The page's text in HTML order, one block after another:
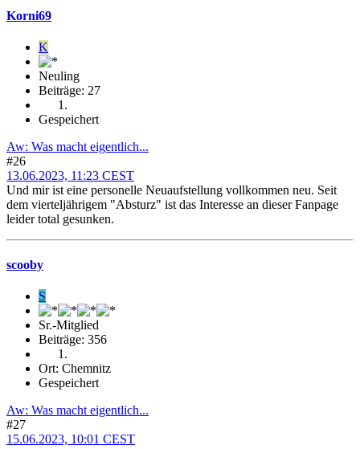
Korni69
K
Neuling
Beiträge: 27
Gespeichert
Aw: Was macht eigentlich...
#26
13.06.2023, 11:23 CEST
Und mir ist eine personelle Neuaufstellung vollkommen neu. Seit
dem vierteljährigem "Absturz" ist das Interesse an dieser Fanpage
leider total gesunken.
scooby
S
Sr.-Mitglied
Beiträge: 356
Ort: Chemnitz
Gespeichert
Aw: Was macht eigentlich...
#27
15.06.2023, 10:01 CEST